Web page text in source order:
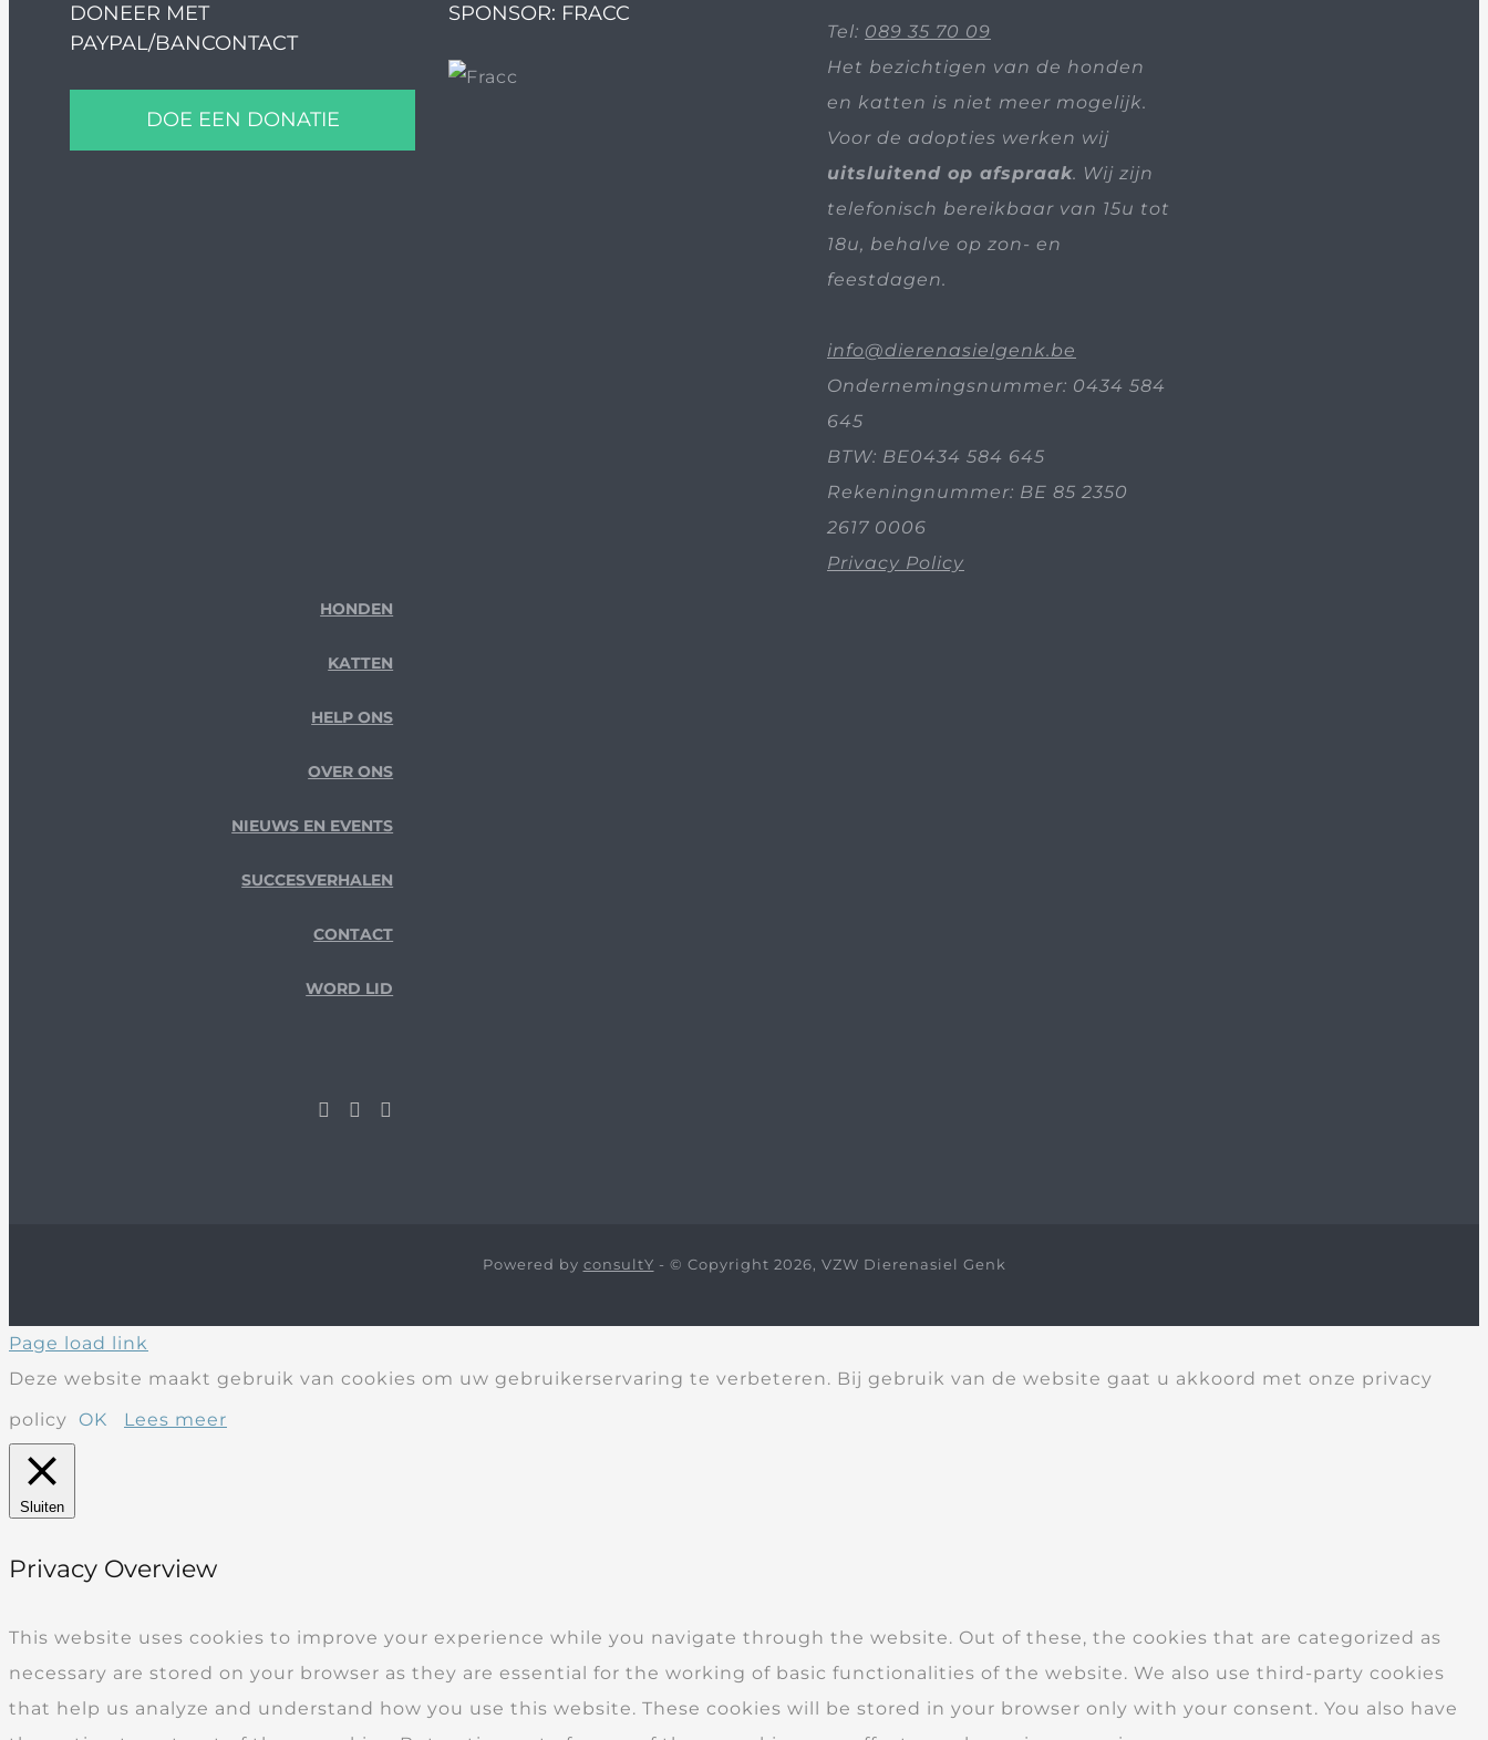
DONEER MET
PAYPAL/BANCONTACT
DOE EEN DONATIE
SPONSOR: FRACC
Tel: 089 35 70 09
Het bezichtigen van de honden
en katten is niet meer mogelijk.
Voor de adopties werken wij
uitsluitend op afspraak. Wij zijn
telefonisch bereikbaar van 15u tot
18u, behalve op zon- en
feestdagen.
info@dierenasielgenk.be
Ondernemingsnummer: 0434 584
645
BTW: BE0434 584 645
Rekeningnummer: BE 85 2350
2617 0006
Privacy Policy
HONDEN
KATTEN
HELP ONS
OVER ONS
NIEUWS EN EVENTS
SUCCESVERHALEN
CONTACT
WORD LID
Powered by consultY - © Copyright 2026, VZW Dierenasiel Genk
Page load link
Deze website maakt gebruik van cookies om uw gebruikerservaring te verbeteren. Bij gebruik van de website gaat u akkoord met onze privacy
policy
OK Lees meer
Sluiten
Privacy Overview
This website uses cookies to improve your experience while you navigate through the website. Out of these, the cookies that are categorized as
necessary are stored on your browser as they are essential for the working of basic functionalities of the website. We also use third-party cookies
that help us analyze and understand how you use this website. These cookies will be stored in your browser only with your consent. You also have